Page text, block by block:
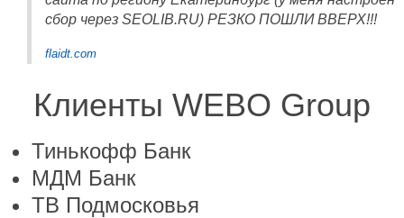
сбор через SEOLIB.RU) РЕЗКО ПОШЛИ ВВЕРХ!!!
flaidt.com
Клиенты WEBO Group
Тинькофф Банк
МДМ Банк
ТВ Подмосковья